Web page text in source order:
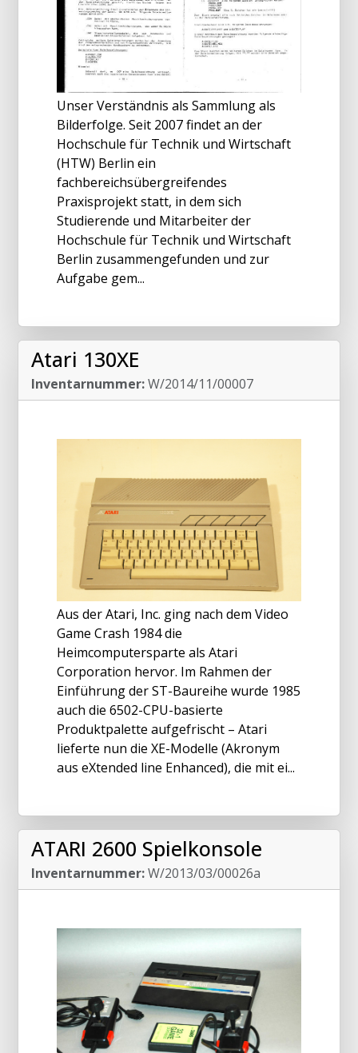
Unser Verständnis als Sammlung als
Bilderfolge. Seit 2007 findet an der
Hochschule für Technik und Wirtschaft
(HTW) Berlin ein
fachbereichsübergreifendes
Praxisprojekt statt, in dem sich
Studierende und Mitarbeiter der
Hochschule für Technik und Wirtschaft
Berlin zusammengefunden und zur
Aufgabe gem...
Atari 130XE
Inventarnummer:W/2014/11/00007
Aus der Atari, Inc. ging nach dem Video
Game Crash 1984 die
Heimcomputersparte als Atari
Corporation hervor. Im Rahmen der
Einführung der ST-Baureihe wurde 1985
auch die 6502-CPU-basierte
Produktpalette aufgefrischt – Atari
lieferte nun die XE-Modelle (Akronym
aus eXtended line Enhanced), die mit ei...
ATARI 2600 Spielkonsole
Inventarnummer:W/2013/03/00026a